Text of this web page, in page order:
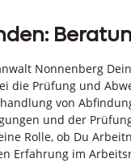
Nonnenberg
die Prüfung und
von
und der
Rolle, ob Du
Erfahrung im